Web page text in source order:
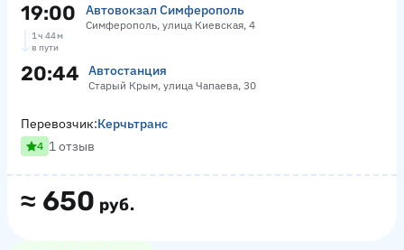
19:00 Автовокзал Симферополь
Симферополь, улица Киевская, 4
1 ч 44 м
в пути
20:44 Автостанция
Старый Крым, улица Чапаева, 30
≈ 650 руб.
Перевозчик:Керчьтранс
4 1 отзыв